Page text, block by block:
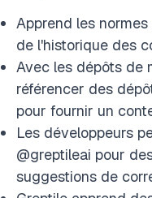
Apprend les
de l'historique des
Avec les dépôts de
référencer des
pour fournir un
Les développeurs
@greptileai pour
suggestions de